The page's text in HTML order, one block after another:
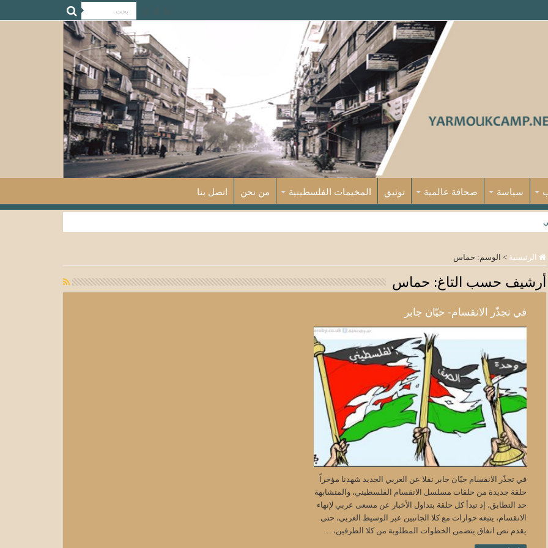
سياسة صحافة عالمية توثيق المخيمات الفلسطينية من نحن اتصل بنا
الرئيسية > الوسم: حماس
أرشيف حسب التاغ: حماس
في تجذّر الانقسام- حيّان جابر
في تجذّر الانقسام حيّان جابر نقلا عن العربي الجديد شهدنا مؤخراً
حلقة جديدة من حلقات مسلسل الانقسام الفلسطيني، والمتشابهة
حد التطابق، إذ تبدأ كل حلقة بتداول الأخبار عن مسعى عربي لإنهاء
الانقسام، يتبعه حوارات مع كلا الجانبين عبر الوسيط العربي، حتى
يقدم نص اتفاق يتضمن الخطوات المطلوبة من كلا الطرفين، …